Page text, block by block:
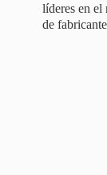
líderes en el
de